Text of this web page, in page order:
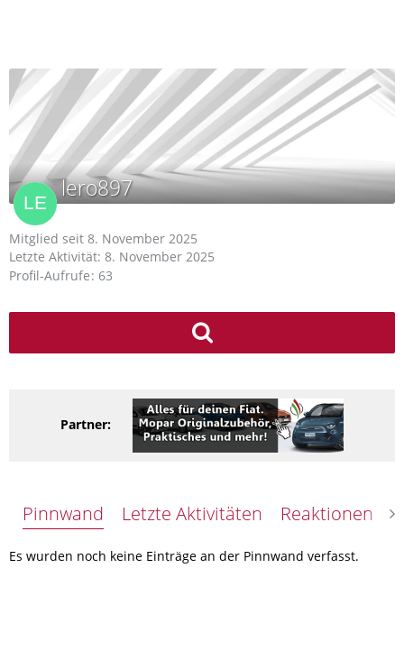
lero897
Mitglied seit 8. November 2025
Letzte Aktivität: 8. November 2025
Profil-Aufrufe 63
Partner:
Pinnwand Letzte Aktivitäten Reaktionen
Es wurden noch keine Einträge an der Pinnwand verfasst.